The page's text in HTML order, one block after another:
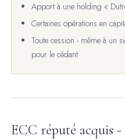
Apport à une holding «
Certaines opérations en
Toute cession - même à un
pour le cédant
ECC réputé acquis